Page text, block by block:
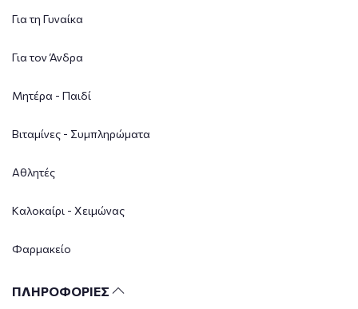
Για τη Γυναίκα
Για τον Άνδρα
Μητέρα - Παιδί
Βιταμίνες - Συμπληρώματα
Αθλητές
Καλοκαίρι - Χειμώνας
Φαρμακείο
ΠΛΗΡΟΦΟΡΙΕΣ